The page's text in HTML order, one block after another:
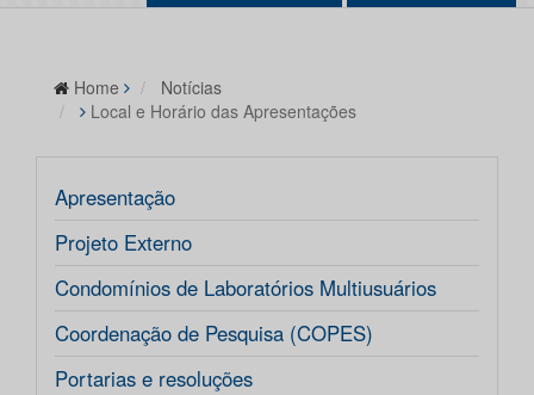
Home
Notícias
Local e Horário das Apresentações
Apresentação
Projeto Externo
Condomínios de Laboratórios Multiusuários
Coordenação de Pesquisa (COPES)
Portarias e resoluções